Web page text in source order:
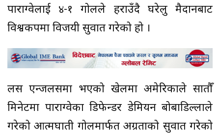
पाराग्वेलाई ४-१ गोलले हराउँदै घरेलु मैदानबाट
विश्वकपमा विजयी सुरुवात गरेको हो ।
लस एन्जलसमा भएको खेलमा अमेरिकाले सातौँ
मिनेटमा पाराग्वेका डिफेन्डर डेमियन बोबाडिल्लाले
गरेको आत्मघाती गोलमार्फत अग्रताको सुरुवात गरेको